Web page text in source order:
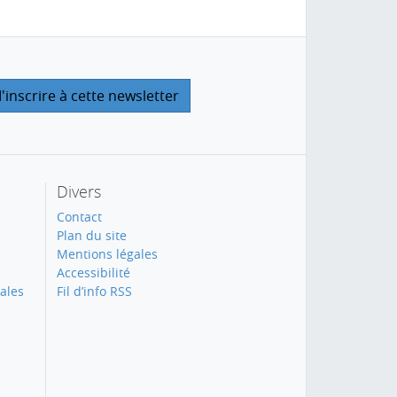
Divers
Contact
Plan du site
Mentions légales
Accessibilité
Fil d’info RSS